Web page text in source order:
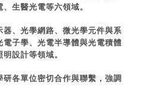
生醫光電等六領域。
、光學網路、微光學元件與系
子學、光電半導體與光電積體
設計等領域。
各單位密切合作與聯繫，強調